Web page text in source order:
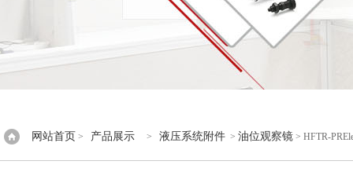
网站首页 > 产品展示 > 液压系统附件 > 油位观察镜 > HFTR-